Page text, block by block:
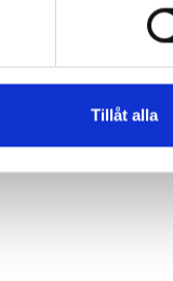
Tillåt alla
skapas,
stärkt
Läs mer
1 2 3